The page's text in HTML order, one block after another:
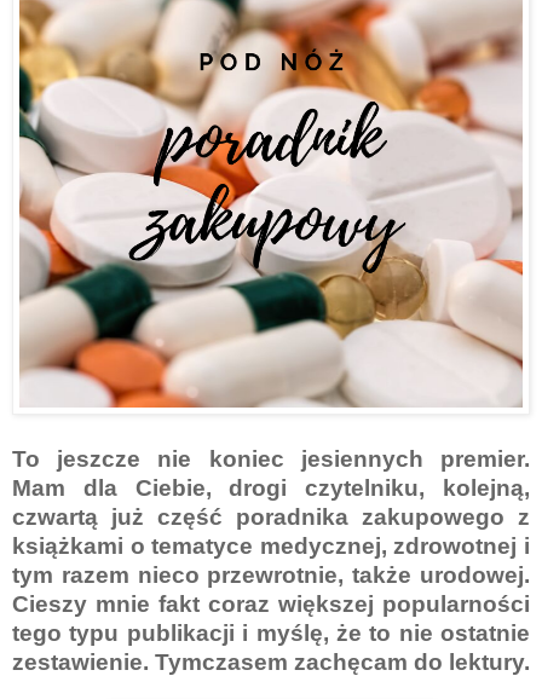
To jeszcze nie koniec jesiennych premier.
Mam dla Ciebie, drogi czytelniku, kolejną,
czwartą już część poradnika zakupowego z
książkami o tematyce medycznej, zdrowotnej i
tym razem nieco przewrotnie, także urodowej.
Cieszy mnie fakt coraz większej popularności
tego typu publikacji i myślę, że to nie ostatnie
zestawienie. Tymczasem zachęcam do lektury.